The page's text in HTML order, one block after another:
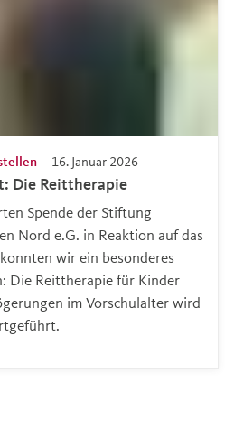
Die Reittherapie
16. Januar 2026
Spende der Stiftung
Nord e.G. in Reaktion auf das
wir ein besonderes
Die Reittherapie für Kinder
im Vorschulalter wird